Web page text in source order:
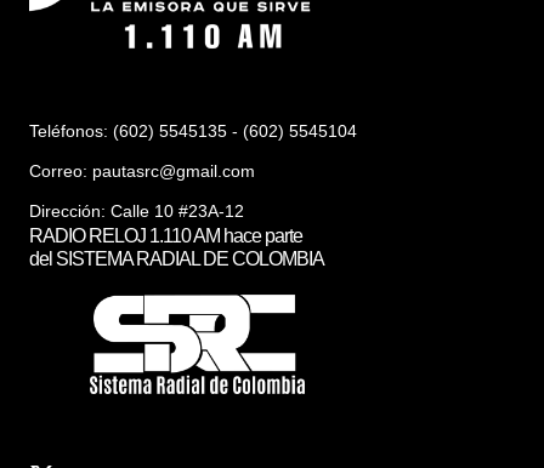
Teléfonos: (602) 5545135 - (602) 5545104
Correo: pautasrc@gmail.com
Dirección: Calle 10 #23A-12
RADIO RELOJ 1.110 AM hace parte
del SISTEMA RADIAL DE COLOMBIA